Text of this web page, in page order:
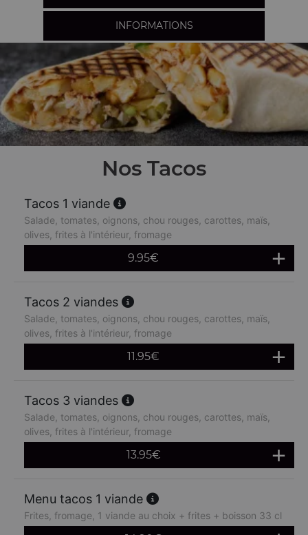
INFORMATIONS
Nos Tacos
Tacos 1 viande
Salade, tomates, oignons, chou rouges, carottes, maïs,
olives, frites à l'intérieur, fromage
9.95€
Tacos 2 viandes
Salade, tomates, oignons, chou rouges, carottes, maïs,
olives, frites à l'intérieur, fromage
11.95€
Tacos 3 viandes
Salade, tomates, oignons, chou rouges, carottes, maïs,
olives, frites à l'intérieur, fromage
13.95€
Menu tacos 1 viande
Frites, fromage, 1 viande au choix + frites + boisson 33 cl